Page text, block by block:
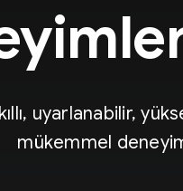
uyarlanabilir,
mükemmel